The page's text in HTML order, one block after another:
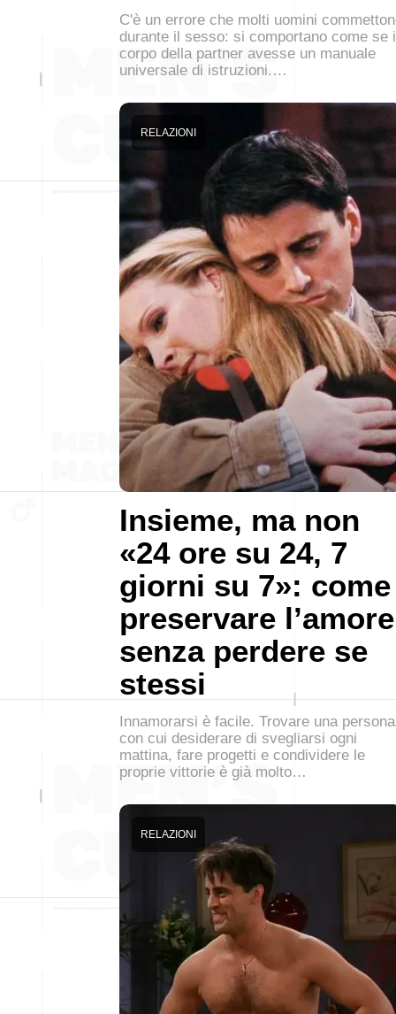
C'è un errore che molti uomini
durante il sesso: si comportano come se
corpo della partner avesse un manuale
universale di istruzioni.…
Insieme, ma non
«24 ore su 24, 7
giorni su 7»: come
preservare l’amore
senza perdere se
stessi
RELAZIONI
Innamorarsi è facile. Trovare una persona
con cui desiderare di svegliarsi ogni
mattina, fare progetti e condividere le
proprie vittorie è già molto…
RELAZIONI